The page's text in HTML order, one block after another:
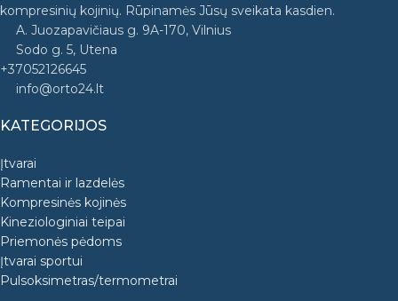
kompresinių kojinių. Rūpinamės Jūsų sveikata kasdien.
A. Juozapavičiaus g. 9A-170, Vilnius
Sodo g. 5, Utena
+37052126645
info@orto24.lt
KATEGORIJOS
Įtvarai
Ramentai ir lazdelės
Kompresinės kojinės
Kineziologiniai teipai
Priemonės pėdoms
Įtvarai sportui
Pulsoksimetras/termometrai